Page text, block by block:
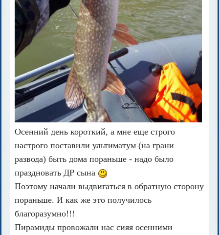
Осенний день короткий, а мне еще строго
настрого поставили ультиматум (на грани
развода) быть дома пораньше - надо было
праздновать ДР сына
Поэтому начали выдвигаться в обратную сторону
пораньше. И как же это получилось
благоразумно!!!
Пирамиды провожали нас сияя осенними